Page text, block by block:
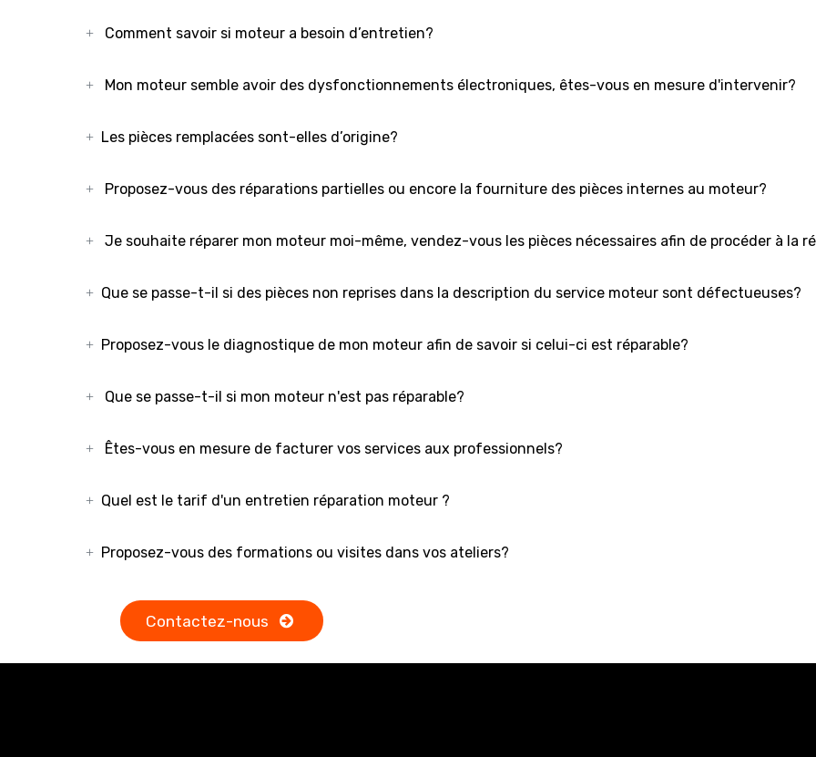
Comment savoir si moteur a besoin d’entretien?
Mon moteur semble avoir des dysfonctionnements électroniques, êtes-vous en mesure d'intervenir?
Les pièces remplacées sont-elles d’origine?
Proposez-vous des réparations partielles ou encore la fourniture des pièces internes au moteur?
Je souhaite réparer mon moteur moi-même, vendez-vous les pièces nécessaires afin de procéder à la
Que se passe-t-il si des pièces non reprises dans la description du service moteur sont défectueuses?
Proposez-vous le diagnostique de mon moteur afin de savoir si celui-ci est réparable?
Que se passe-t-il si mon moteur n'est pas réparable?
Êtes-vous en mesure de facturer vos services aux professionnels?
Quel est le tarif d'un entretien réparation moteur ?
Proposez-vous des formations ou visites dans vos ateliers?
Contactez-nous